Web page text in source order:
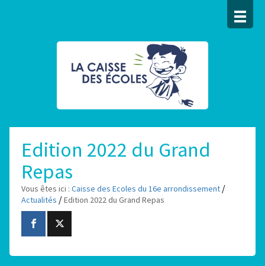
Edition 2022 du Grand
Repas
Vous êtes ici : Caisse des Ecoles du 16e arrondissement /
Actualités /Edition 2022 du Grand Repas